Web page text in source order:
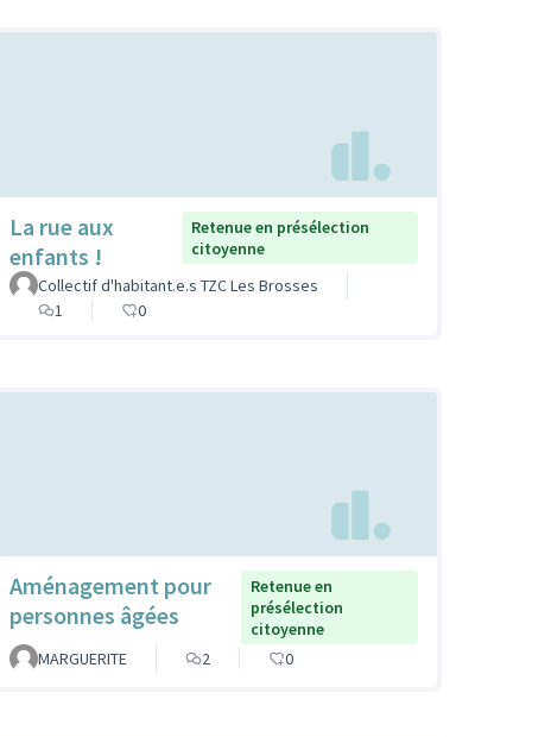
La rue aux
enfants !
Retenue en présélection
citoyenne
Collectif d'habitant.e.s TZC Les Brosses
1
0
Aménagement pour
personnes âgées
Retenue en
présélection
citoyenne
MARGUERITE
2 0